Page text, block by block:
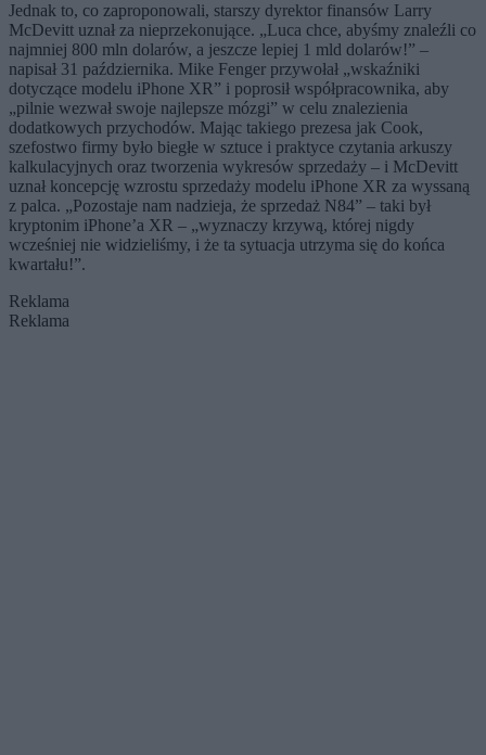
Jednak to, co zaproponowali, starszy dyrektor finansów Larry
McDevitt uznał za nieprzekonujące. „Luca chce, abyśmy znaleźli co
najmniej 800 mln dolarów, a jeszcze lepiej 1 mld dolarów!” –
napisał 31 października. Mike Fenger przywołał „wskaźniki
dotyczące modelu iPhone XR” i poprosił współpracownika, aby
„pilnie wezwał swoje najlepsze mózgi” w celu znalezienia
dodatkowych przychodów. Mając takiego prezesa jak Cook,
szefostwo firmy było biegłe w sztuce i praktyce czytania arkuszy
kalkulacyjnych oraz tworzenia wykresów sprzedaży – i McDevitt
uznał koncepcję wzrostu sprzedaży modelu iPhone XR za wyssaną
z palca. „Pozostaje nam nadzieja, że sprzedaż N84” – taki był
kryptonim iPhone’a XR – „wyznaczy krzywą, której nigdy
wcześniej nie widzieliśmy, i że ta sytuacja utrzyma się do końca
kwartału!”.
Reklama
Reklama